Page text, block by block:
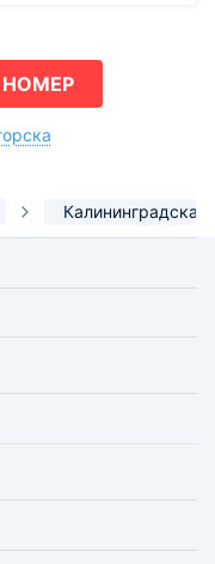
НОМЕР
Калининградская